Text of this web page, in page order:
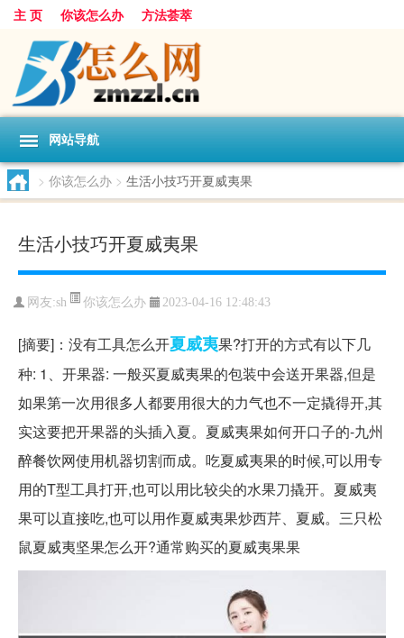
主 页 你该怎么办 方法荟萃
网站导航
> 你该怎么办 > 生活小技巧开夏威夷果
生活小技巧开夏威夷果
网友:sh 你该怎么办 2023-04-16 12:48:43
[摘要]：没有工具怎么开夏威夷果?打开的方式有以下几
种: 1、开果器: 一般买夏威夷果的包装中会送开果器,但是
如果第一次用很多人都要用很大的力气也不一定撬得开,其
实这要把开果器的头插入夏。夏威夷果如何开口子的-九州
醉餐饮网使用机器切割而成。吃夏威夷果的时候,可以用专
用的T型工具打开,也可以用比较尖的水果刀撬开。夏威夷
果可以直接吃,也可以用作夏威夷果炒西芹、夏威。三只松
鼠夏威夷坚果怎么开?通常购买的夏威夷果果